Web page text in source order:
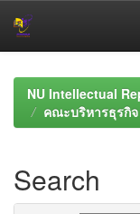
navigationNU Intellectual
คณะบริหารธุรกิ
Search